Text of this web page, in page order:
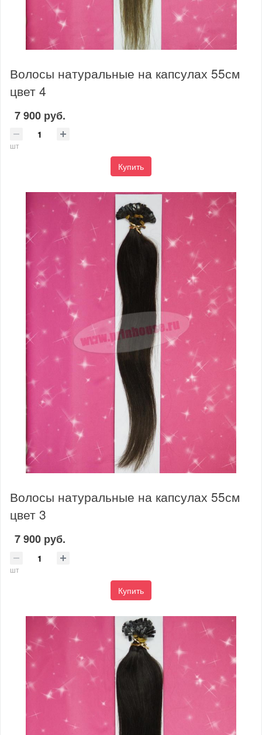
Волосы натуральные на капсулах 55см
цвет 4
7 900 руб.
шт
Купить
Волосы натуральные на капсулах 55см
цвет 3
7 900 руб.
шт
Купить